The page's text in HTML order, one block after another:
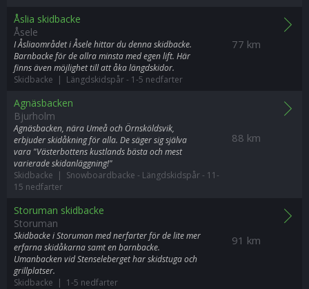
77 km
Åslia skidbacke
Åsele
I Åsliaområdet i Åsele hittar du denna skidbacke.
Barnbacke för de allra minsta med egen lift. Här
finns även möjlighet till att åka längdskidor.
Skidbacke | Längdskidspår- 1-5 nedfarter
88 km
Agnäsbacken
Bjurholm
Agnäsbacken, nära Umeå och Örnsköldsvik,
erbjuder skidåkning för alla. De säger sig själva
vara "Västerbottens kustlands bästa och mest
varierade skidanläggning!"
Skidbacke | Snowboardbacke - Längdskidspår- 11-
15 nedfarter
91 km
Storuman skidbacke
Storuman
Skidbacke i Storuman med nerfarter för de lite mer
erfarna skidåkarna samt en barnbacke.
Umanbacken vid Stenseleberget har skidstuga och
grillplatser.
Skidbacke | 1-5 nedfarter